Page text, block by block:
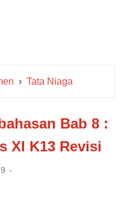
› Tata Niaga
Bab 8 :
XI K13 Revisi